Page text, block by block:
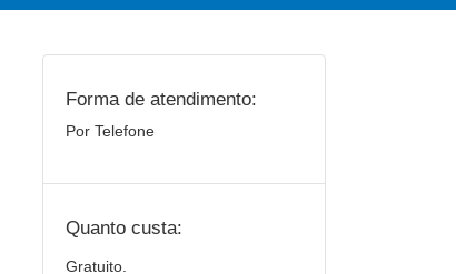
Forma de atendimento:
Por Telefone
Quanto custa:
Gratuito.